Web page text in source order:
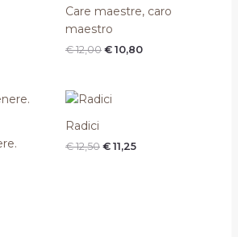
Care maestre, caro
maestro
€12,00
€ 12,00.
€ 10,80
€ 10,80.
Radici
€12,50
Il
€ 12,50.
€ 11,25€ 11,25.